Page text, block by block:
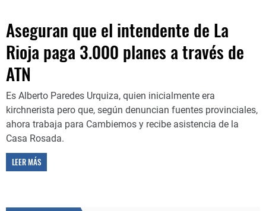
Aseguran que el intendente de La
Rioja paga 3.000 planes a través de
ATN
Es Alberto Paredes Urquiza, quien inicialmente era
kirchnerista pero que, según denuncian fuentes provinciales,
ahora trabaja para Cambiemos y recibe asistencia de la
Casa Rosada.
LEER MÁS